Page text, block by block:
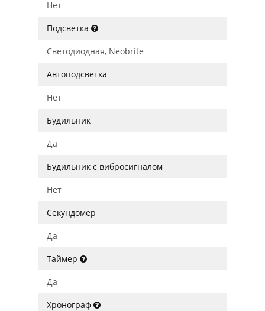
Нет
Подсветка
Светодиодная, Neobrite
Автоподсветка
Нет
Будильник
Да
Будильник с вибросигналом
Нет
Секундомер
Да
Таймер
Да
Хронограф